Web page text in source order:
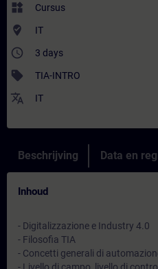
widgets Cursus
where_to_vote IT
access_time 3 days
sell TIA-INTRO
translate IT
Beschrijving Data en
Inhoud
- Digitalizzazione e Industry 4.0
- Filosofia TIA
- Concetti generali di